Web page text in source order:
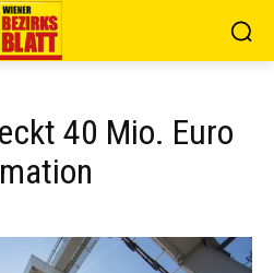
40 Mio. Euro